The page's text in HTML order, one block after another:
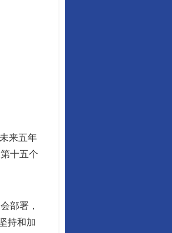
院
26日
来五年
十五个
部署，
持和加